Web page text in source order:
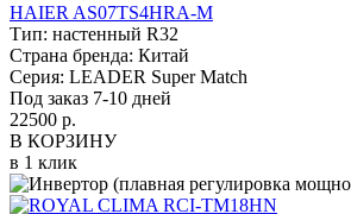
HAIER AS07TS4HRA-M
Тип: настенный R32
Страна бренда: Китай
Серия: LEADER Super Match
Под заказ 7-10 дней
22500 р.
В КОРЗИНУ
в 1 клик